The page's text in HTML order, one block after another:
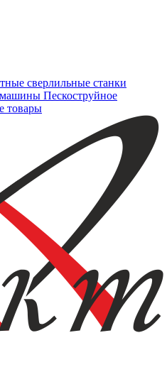
сверлильные станки
Пескоструйное
товары